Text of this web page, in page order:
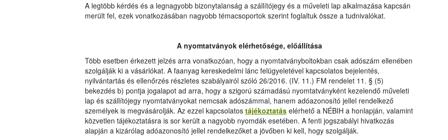
A legtöbb kérdés és a legnagyobb bizonytalanság a szállítójegy és a műveleti lap alkalmazása kapcsán
merült fel, ezek vonatkozásában nagyobb témacsoportok szerint foglaltuk össze a tudnivalókat.
A nyomtatványok elérhetősége, előállítása
Több esetben érkezett jelzés arra vonatkozóan, hogy a nyomtatványboltokban csak adószám ellenében
szolgálják ki a vásárlókat. A faanyag kereskedelmi lánc felügyeletével kapcsolatos bejelentés,
nyilvántartás és ellenőrzés részletes szabályairól szóló 26/2016. (IV. 11.) FM rendelet 11. § (5)
bekezdés b) pontja jogalapot ad arra, hogy a szigorú számadású nyomtatványként kezelendő műveleti
lap és szállítójegy nyomtatványokat nemcsak adószámmal, hanem adóazonosító jellel rendelkező
személyek is megvásárolják. Az ezzel kapcsolatos tájékoztatáselérhető a NÉBIH a honlapján, valamint
közvetlen tájékoztatásra is sor került a nagyobb nyomdák esetében. A fenti jogszabályi hivatkozás
alapján a kizárólag adóazonosító jellel rendelkezőket a jövőben ki kell, hogy szolgálják.